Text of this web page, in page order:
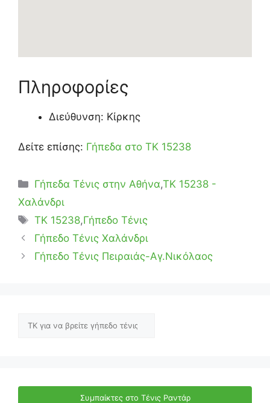
Πληροφορίες
Διεύθυνση: Κίρκης
Δείτε επίσης: Γήπεδα στο ΤΚ 15238
Κατηγορίες
Γήπεδα Τένις στην Αθήνα,ΤΚ 15238 -
Χαλάνδρι
Ετικέτες
TK 15238,Γήπεδο Τένις
Γήπεδο Τένις Χαλάνδρι
Γήπεδο Τένις Πειραιάς-Αγ.Νικόλαος
Αναζήτηση
Συμπαίκτες στο Τένις Ραντάρ